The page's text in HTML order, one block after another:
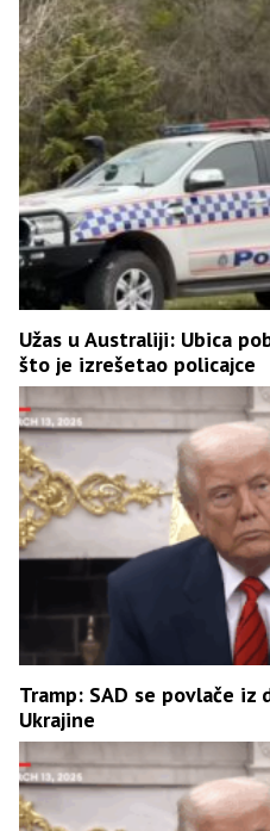
Užas u Australiji: Ubica
što je izrešetao policajce
Tramp: SAD se povlače
Ukrajine